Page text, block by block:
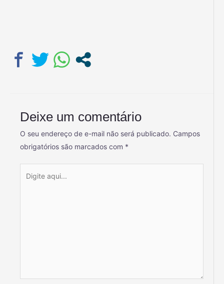
Deixe um comentário
O seu endereço de e-mail não será publicado. Campos
obrigatórios são marcados com *